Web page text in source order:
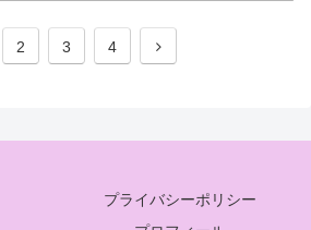
2 3 4
プライバシーポリシー